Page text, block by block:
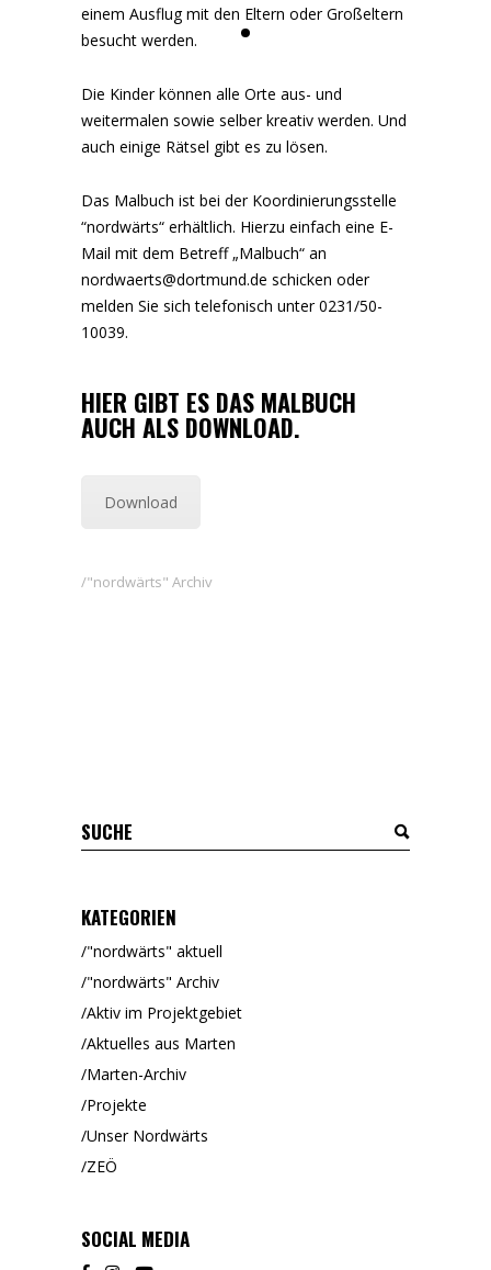
einem Ausflug mit den Eltern oder Großeltern
besucht werden.
Die Kinder können alle Orte aus- und
weitermalen sowie selber kreativ werden. Und
auch einige Rätsel gibt es zu lösen.
Das Malbuch ist bei der Koordinierungsstelle
“nordwärts“ erhältlich. Hierzu einfach eine E-
Mail mit dem Betreff „Malbuch“ an
nordwaerts@dortmund.de schicken oder
melden Sie sich telefonisch unter 0231/50-
10039.
HIER GIBT ES DAS MALBUCH
AUCH ALS DOWNLOAD.
Download
"nordwärts" Archiv
KATEGORIEN
"nordwärts" aktuell
"nordwärts" Archiv
Aktiv im Projektgebiet
Aktuelles aus Marten
Marten-Archiv
Projekte
Unser Nordwärts
ZEÖ
SOCIAL MEDIA